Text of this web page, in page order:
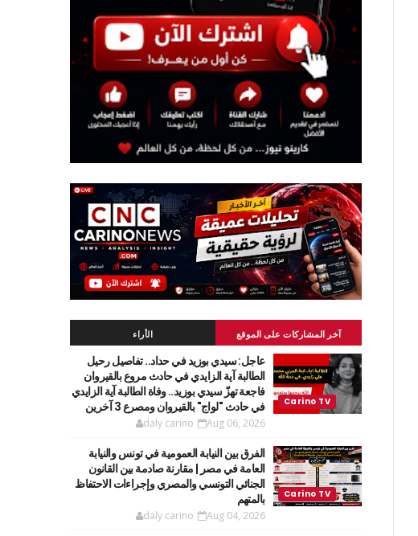
آخر المشاركات على الموقع الأراء
عاجل: سيدي بوزيد في حداد.. تفاصيل رحيل
الطالبة آية الزايدي في حادث مروع بالقيروان
فاجعة تهزّ سيدي بوزيد.. وفاة الطالبة آية الزايدي
في حادث "لواج" بالقيروان ومصرع 3 آخرين
daly carino Aug 06, 2026
الفرق بين النيابة العمومية في تونس والنيابة
العامة في مصر | مقارنة صادمة بين القانون
الجنائي التونسي والمصري وإجراءات الاحتفاظ
بالمتهم
daly carino Aug 04, 2026